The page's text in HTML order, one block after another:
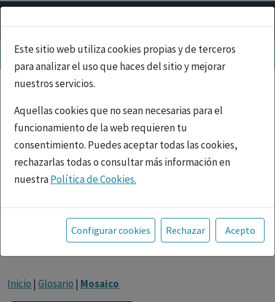
Este sitio web utiliza cookies propias y de terceros
para analizar el uso que haces del sitio y mejorar
nuestros servicios.
Aquellas cookies que no sean necesarias para el
funcionamiento de la web requieren tu
consentimiento. Puedes aceptar todas las cookies,
rechazarlas todas o consultar más información en
nuestraPolítica de Cookies.
Toda la información incluida en la Página Web está
referida a productos del mercado español y, por
tanto, dirigida a profesionales sanitarios legalmente
facultados para prescribir o dispensar medicamentos
fármacos se facilita a título meramente informativo,
Configurar cookies Rechazar Acepto
Inicio | Glosario | Mosaico